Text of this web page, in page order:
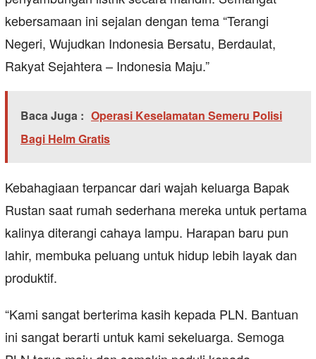
kebersamaan ini sejalan dengan tema “Terangi
Negeri, Wujudkan Indonesia Bersatu, Berdaulat,
Rakyat Sejahtera – Indonesia Maju.”
Baca Juga : Operasi Keselamatan Semeru Polisi
Bagi Helm Gratis
Kebahagiaan terpancar dari wajah keluarga Bapak
Rustan saat rumah sederhana mereka untuk pertama
kalinya diterangi cahaya lampu. Harapan baru pun
lahir, membuka peluang untuk hidup lebih layak dan
produktif.
“Kami sangat berterima kasih kepada PLN. Bantuan
ini sangat berarti untuk kami sekeluarga. Semoga